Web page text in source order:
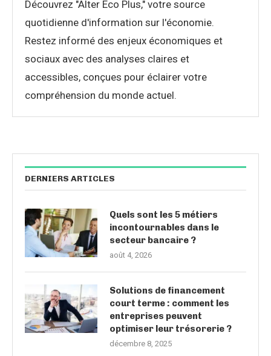
Découvrez "Alter Éco Plus," votre source
quotidienne d'information sur l'économie.
Restez informé des enjeux économiques et
sociaux avec des analyses claires et
accessibles, conçues pour éclairer votre
compréhension du monde actuel.
DERNIERS ARTICLES
Quels sont les 5 métiers
incontournables dans le
secteur bancaire ?
août 4, 2026
Solutions de financement
court terme : comment les
entreprises peuvent
optimiser leur trésorerie ?
décembre 8, 2025